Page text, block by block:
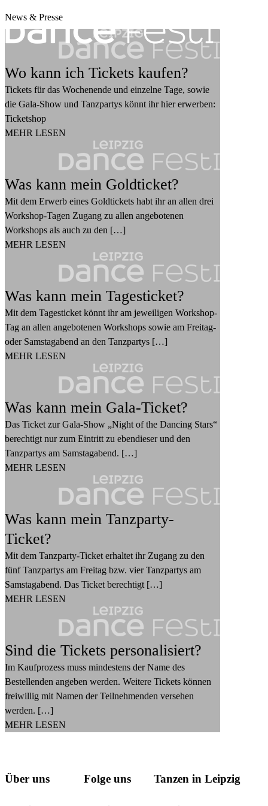
News & Presse
Wo kann ich Tickets kaufen?
Tickets für das Wochenende und einzelne Tage, sowie
die Gala-Show und Tanzpartys könnt ihr hier erwerben:
Ticketshop
MEHR LESEN
Was kann mein Goldticket?
Mit dem Erwerb eines Goldtickets habt ihr an allen drei
Workshop-Tagen Zugang zu allen angebotenen
Workshops als auch zu den […]
MEHR LESEN
Was kann mein Tagesticket?
Mit dem Tagesticket könnt ihr am jeweiligen Workshop-
Tag an allen angebotenen Workshops sowie am Freitag-
oder Samstagabend an den Tanzpartys […]
MEHR LESEN
Was kann mein Gala-Ticket?
Das Ticket zur Gala-Show „Night of the Dancing Stars“
berechtigt nur zum Eintritt zu ebendieser und den
Tanzpartys am Samstagabend. […]
MEHR LESEN
Was kann mein Tanzparty-
Ticket?
Mit dem Tanzparty-Ticket erhaltet ihr Zugang zu den
fünf Tanzpartys am Freitag bzw. vier Tanzpartys am
Samstagabend. Das Ticket berechtigt […]
MEHR LESEN
Sind die Tickets personalisiert?
Im Kaufprozess muss mindestens der Name des
Bestellenden angeben werden. Weitere Tickets können
freiwillig mit Namen der Teilnehmenden versehen
werden. […]
MEHR LESEN
Über uns Folge uns Tanzen in Leipzig